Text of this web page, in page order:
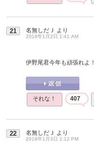
21 名無しだＪ より
2016年1月2日 1:41 AM
伊野尾君今年も頑張れよ！
それな！ 407
22 名無しだＪ より
2016年1月3日 1:12 PM